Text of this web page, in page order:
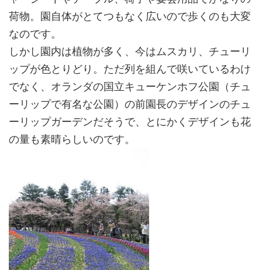
荷物。園自体がとてつもなく広いので歩くのも大変
なのです。
しかし園内は植物が多く、今はムスカリ、チューリ
ップが色とりどり。ただ列を組んで咲いているわけ
でなく、オランダの国立キューケンホフ公園（チュ
ーリップで有名な公園）の前園長のデザインのチュ
ーリップガーデンだそうで、とにかくデザインも花
の量も素晴らしいのです。